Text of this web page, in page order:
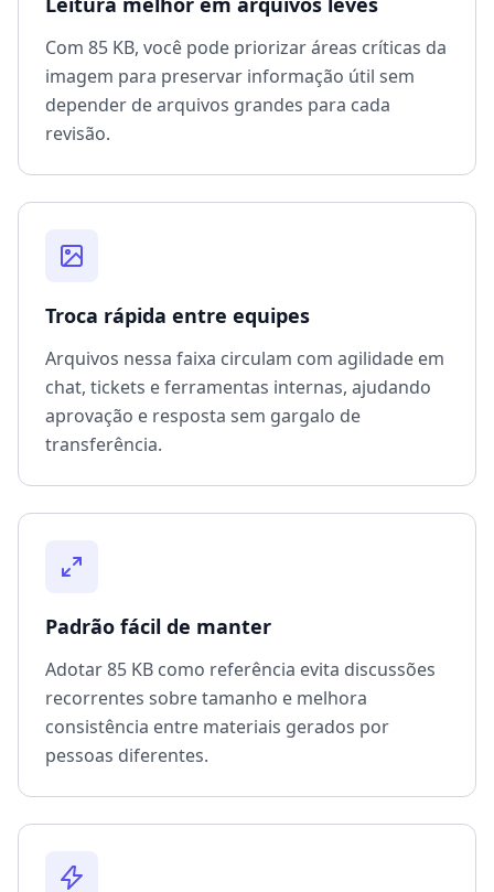
Com 85 KB, você pode priorizar áreas críticas da
imagem para preservar informação útil sem
depender de arquivos grandes para cada
revisão.
Troca rápida entre equipes
Arquivos nessa faixa circulam com agilidade em
chat, tickets e ferramentas internas, ajudando
aprovação e resposta sem gargalo de
transferência.
Padrão fácil de manter
Adotar 85 KB como referência evita discussões
recorrentes sobre tamanho e melhora
consistência entre materiais gerados por
pessoas diferentes.